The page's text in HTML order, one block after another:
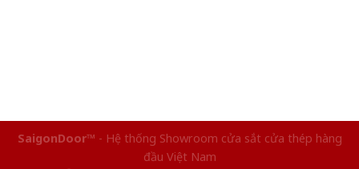
SaigonDoor™ - Hệ thống Showroom cửa sắt cửa thép hàng
đầu Việt Nam